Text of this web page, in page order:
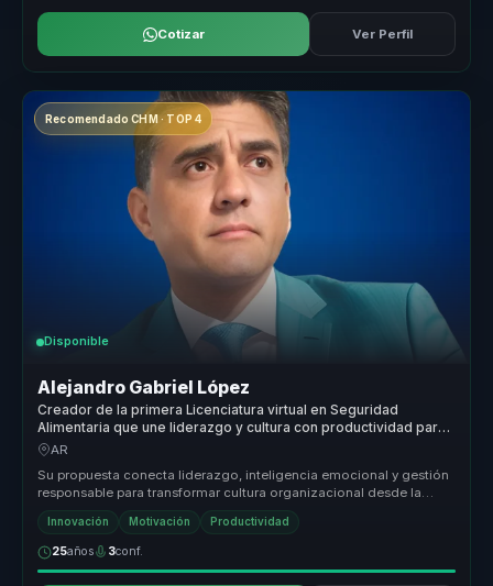
Cotizar Ver Perfil
Recomendado CHM · TOP 4
Disponible
Alejandro Gabriel López
Creador de la primera Licenciatura virtual en Seguridad
Alimentaria que une liderazgo y cultura con productividad para
empresas.
AR
Su propuesta conecta liderazgo, inteligencia emocional y gestión
responsable para transformar cultura organizacional desde la
conciencia ...
Innovación Motivación Productividad
25años 3conf.